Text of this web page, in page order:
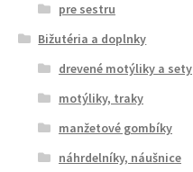
pre sestru
Bižutéria a doplnky
drevené motýliky a sety
motýliky, traky
manžetové gombíky
náhrdelníky, náušnice